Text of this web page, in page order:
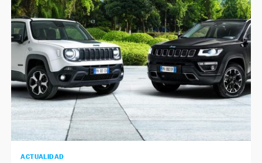
ACTUALIDAD